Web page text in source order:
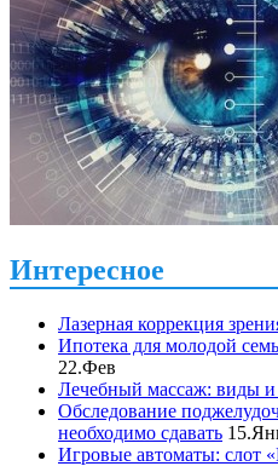
Интересное
Лазерная коррекция
Ипотека для молодой
22.Фев
Лечебный массаж: виды и
Обследование
необходимо сдавать
Игровые автоматы: слот